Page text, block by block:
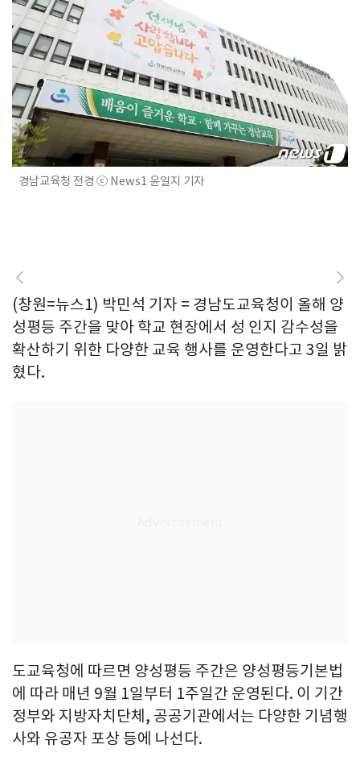
경남교육청 전경 ⓒ News1 윤일지 기자
(창원=뉴스1) 박민석 기자 = 경남도교육청이 올해 양
성평등 주간을 맞아 학교 현장에서 성 인지 감수성을
확산하기 위한 다양한 교육 행사를 운영한다고 3일 밝
혔다.
도교육청에 따르면 양성평등 주간은 양성평등기본법
에 따라 매년 9월 1일부터 1주일간 운영된다. 이 기간
정부와 지방자치단체, 공공기관에서는 다양한 기념행
사와 유공자 포상 등에 나선다.